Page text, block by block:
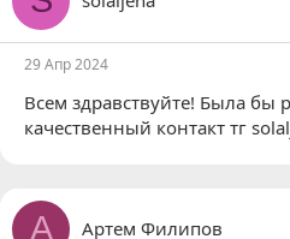
и
:
29 Апр 2024
Всем здравствуйте! Была бы
качественный контакт тг
А Артем Филипов